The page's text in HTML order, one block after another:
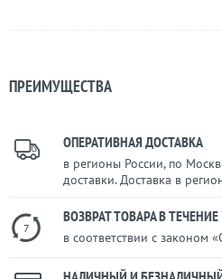
ПРЕИМУЩЕСТВА
ОПЕРАТИВНАЯ ДОСТАВКА
в регионы России, по
доставки. Доставка в
7
ВОЗВРАТ ТОВАРА В
в соответствии с законом